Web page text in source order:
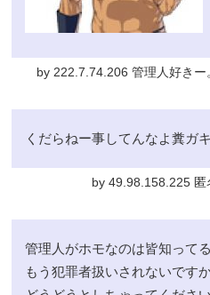
by 222.7.74.206 管理人好きー
くだらねー事してんなよ糞ガ
by 49.98.158.225 匿
管理人がホモなのは皆知って
もう犯罪者扱いされないです